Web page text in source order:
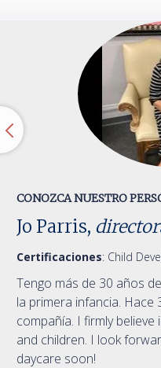
CONOZCA NUESTRO
Jo Parris,
Certificaciones: Child
Tengo más de 30 años
la primera infancia.
compañía. I firmly
and children. I look
daycare soon!